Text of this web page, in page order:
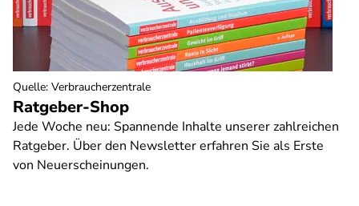
Ratgeber-Shop
Jede Woche neu: Spannende Inhalte unserer zahlreichen
Ratgeber. Über den Newsletter erfahren Sie als Erste
von Neuerscheinungen.
Quelle: Verbraucherzentrale